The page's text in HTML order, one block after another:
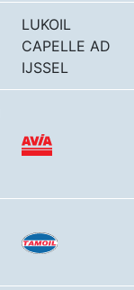
LUKOIL
CAPELLE AD
IJSSEL